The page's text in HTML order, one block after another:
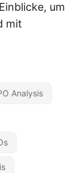
um
mit
Analysis